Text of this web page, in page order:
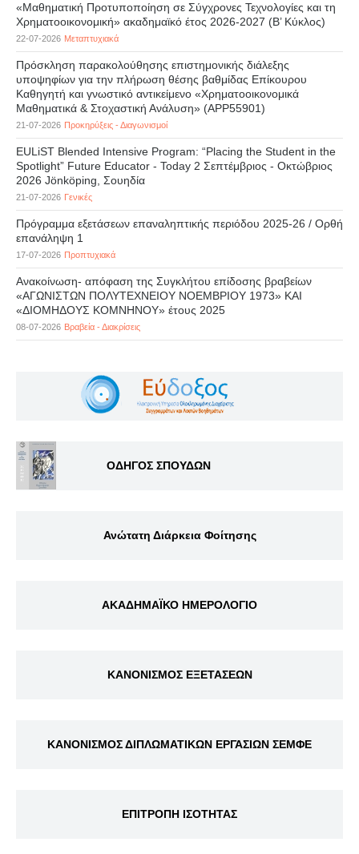
«Μαθηματική Προτυποποίηση σε Σύγχρονες Τεχνολογίες και τη
Χρηματοοικονομική» ακαδημαϊκό έτος 2026-2027 (B’ Kύκλος)
22-07-2026 Μεταπτυχιακά
Πρόσκληση παρακολούθησης επιστημονικής διάλεξης
υποψηφίων για την πλήρωση θέσης βαθμίδας Επίκουρου
Καθηγητή και γνωστικό αντικείμενο «Χρηματοοικονομικά
Μαθηματικά & Στοχαστική Ανάλυση» (APP55901)
21-07-2026 Προκηρύξεις - Διαγωνισμοί
EULiST Blended Intensive Program: “Placing the Student in the
Spotlight” Future Educator - Today 2 Σεπτέμβριος - Οκτώβριος
2026 Jönköping, Σουηδία
21-07-2026 Γενικές
Πρόγραμμα εξετάσεων επαναληπτικής περιόδου 2025-26 / Ορθή
επανάληψη 1
17-07-2026 Προπτυχιακά
Ανακοίνωση- απόφαση της Συγκλήτου επίδοσης βραβείων
«ΑΓΩΝΙΣΤΩΝ ΠΟΛΥΤΕΧΝΕΙΟΥ ΝΟΕΜΒΡΙΟΥ 1973» ΚΑΙ
«ΔΙΟΜΗΔΟΥΣ ΚΟΜΝΗΝΟΥ» έτους 2025
08-07-2026 Βραβεία - Διακρίσεις
ΟΔΗΓΟΣ ΣΠΟΥΔΩΝ
Ανώτατη Διάρκεια Φοίτησης
ΑΚΑΔΗΜΑΪΚΟ ΗΜΕΡΟΛΟΓΙΟ
ΚΑΝΟΝΙΣΜΟΣ ΕΞΕΤΑΣΕΩΝ
ΚΑΝΟΝΙΣΜΟΣ ΔΙΠΛΩΜΑΤΙΚΩΝ ΕΡΓΑΣΙΩΝ ΣΕΜΦΕ
ΕΠΙΤΡΟΠΗ ΙΣΟΤΗΤΑΣ